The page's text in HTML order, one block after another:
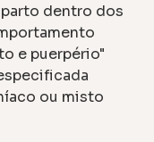
dentro dos
e puerpério"
ou misto